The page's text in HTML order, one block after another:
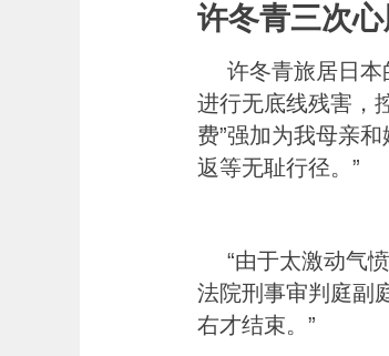
许冬青三次
许冬青旅居日
进行无底线残害，
费”强加为我母亲
返等无耻行径。”
“由于太激动气
法院刑事审判庭副
右才结束。”